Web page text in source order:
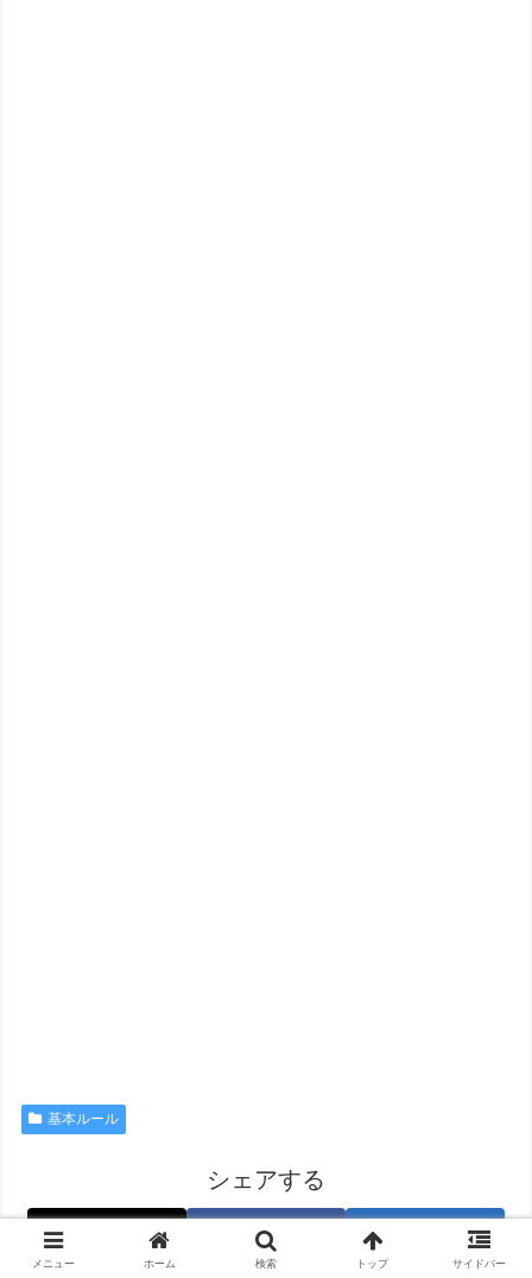
基本ルール
シェアする
Facebook
メニュー ホーム 検索 トップ サイドバー